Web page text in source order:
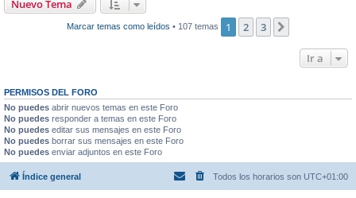
Nuevo Tema
Marcar temas como leídos • 107 temas 1 2 3
Ir a
PERMISOS DEL FORO
No puedes abrir nuevos temas en este Foro
No puedes responder a temas en este Foro
No puedes editar sus mensajes en este Foro
No puedes borrar sus mensajes en este Foro
No puedes enviar adjuntos en este Foro
Índice general Todos los horarios son UTC+01:00